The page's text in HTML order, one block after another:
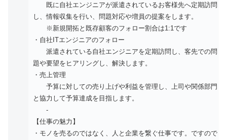
既に自社エンジニアが派遣されているお客様先へ定期訪問
し、情報収集を行い、問題対応や増員の提案をします。
※新規開拓と既存顧客のフォロー割合は1:1です
・自社ITエンジニアのフォロー
派遣されている自社エンジニアを定期訪問し、客先での問
題や要望をヒアリングし、解決します。
・売上管理
予算に対しての売り上げや利益を管理し、上司や関係部門
と協力して予算達成を目指します。
-
【仕事の魅力】
・モノを売るのではなく、人と企業を繋ぐ仕事です。ですので